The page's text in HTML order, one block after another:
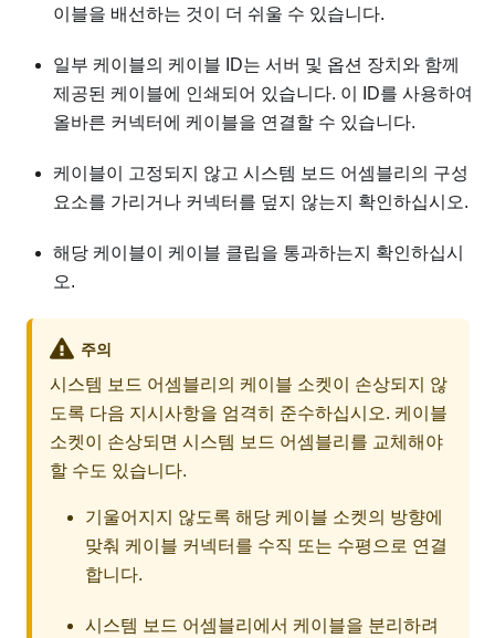
이블을 배선하는 것이 더 쉬울 수 있습니다.
일부 케이블의 케이블 ID는 서버 및 옵션 장치와 함께
제공된 케이블에 인쇄되어 있습니다. 이 ID를 사용하여
올바른 커넥터에 케이블을 연결할 수 있습니다.
케이블이 고정되지 않고 시스템 보드 어셈블리의 구성
요소를 가리거나 커넥터를 덮지 않는지 확인하십시오.
해당 케이블이 케이블 클립을 통과하는지 확인하십시
오.
주의
시스템 보드 어셈블리의 케이블 소켓이 손상되지 않
도록 다음 지시사항을 엄격히 준수하십시오. 케이블
소켓이 손상되면 시스템 보드 어셈블리를 교체해야
할 수도 있습니다.
기울어지지 않도록 해당 케이블 소켓의 방향에
맞춰 케이블 커넥터를 수직 또는 수평으로 연결
합니다.
시스템 보드 어셈블리에서 케이블을 분리하려